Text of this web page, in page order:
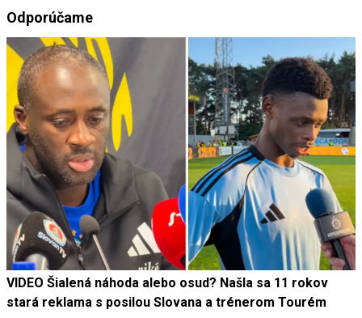
Odporúčame
VIDEO Šialená náhoda alebo osud? Našla sa 11 rokov
stará reklama s posilou Slovana a trénerom Tourém